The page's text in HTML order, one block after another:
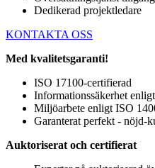
Dedikerad projektledare
KONTAKTA OSS
Med kvalitetsgaranti!
ISO 17100-certifierad
Informationssäkerhet
Miljöarbete enligt ISO
Garanterat perfekt - nöjd-
Auktoriserat och certifierat